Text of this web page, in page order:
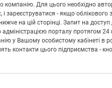
компанію. Для цього необхідно
і зареєструватися - якщо
на цій сторінці. Запит на
адміністрацією порталу протягом
у Вашому особистому кабінеті в
контакти цього підприємства -